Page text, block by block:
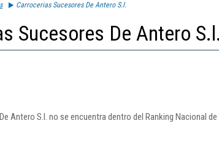
Carrocerias Sucesores De Antero S.l.
Sucesores De Antero S.l.
Antero S.l. no se encuentra dentro del Ranking Nacional